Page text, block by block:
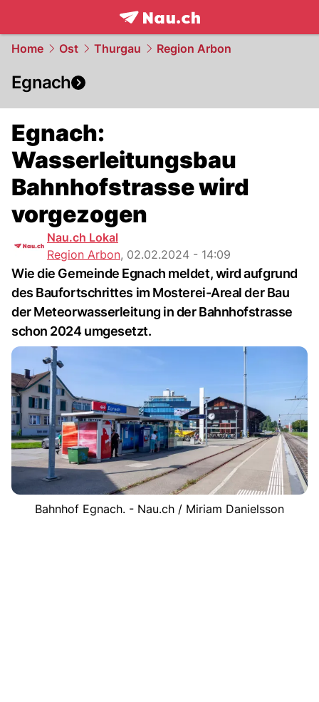
frontpage.NAU.ch
Home Ost Thurgau Region Arbon
Egnach
Egnach:
Wasserleitungsbau
Bahnhofstrasse wird
vorgezogen
Nau.ch Lokal
Region Arbon, 02.02.2024 - 14:09
Wie die Gemeinde Egnach meldet, wird aufgrund
des Baufortschrittes im Mosterei-Areal der Bau
der Meteorwasserleitung in der Bahnhofstrasse
schon 2024 umgesetzt.
Bahnhof Egnach. - Nau.ch / Miriam Danielsson